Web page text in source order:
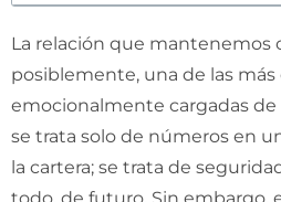
La relación que mantenemos
posiblemente, una de las más
emocionalmente cargadas
se trata solo de números en
la cartera; se trata de